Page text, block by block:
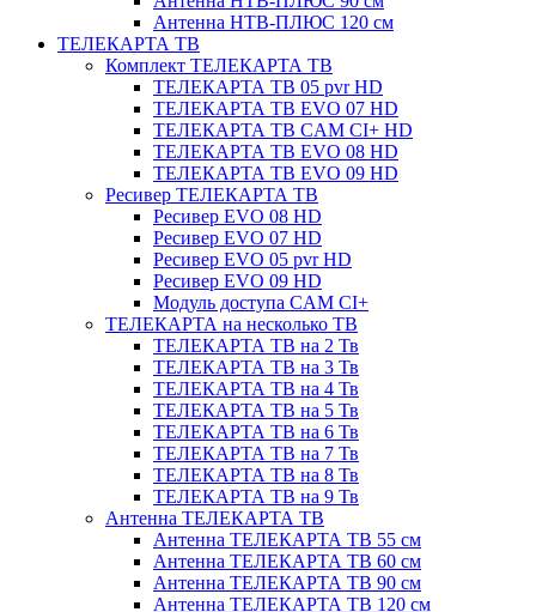
Антенна НТВ-ПЛЮС 120 см
ТЕЛЕКАРТА ТВ
Комплект ТЕЛЕКАРТА ТВ
ТЕЛЕКАРТА ТВ 05 pvr HD
ТЕЛЕКАРТА ТВ EVO 07 HD
ТЕЛЕКАРТА ТВ CAM CI+ HD
ТЕЛЕКАРТА ТВ EVO 08 HD
ТЕЛЕКАРТА ТВ EVO 09 HD
Ресивер ТЕЛЕКАРТА ТВ
Ресивер EVO 08 HD
Ресивер EVO 07 HD
Ресивер EVO 05 pvr HD
Ресивер EVO 09 HD
Модуль доступа CAM CI+
ТЕЛЕКАРТА на несколько ТВ
ТЕЛЕКАРТА ТВ на 2 Тв
ТЕЛЕКАРТА ТВ на 3 Тв
ТЕЛЕКАРТА ТВ на 4 Тв
ТЕЛЕКАРТА ТВ на 5 Тв
ТЕЛЕКАРТА ТВ на 6 Тв
ТЕЛЕКАРТА ТВ на 7 Тв
ТЕЛЕКАРТА ТВ на 8 Тв
ТЕЛЕКАРТА ТВ на 9 Тв
Антенна ТЕЛЕКАРТА ТВ
Антенна ТЕЛЕКАРТА ТВ 55 см
Антенна ТЕЛЕКАРТА ТВ 60 см
Антенна ТЕЛЕКАРТА ТВ 90 см
Антенна ТЕЛЕКАРТА ТВ 120 см